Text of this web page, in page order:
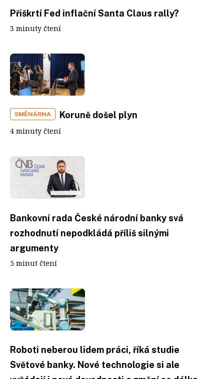
Přiškrtí Fed inflační Santa Claus rally?
3 minuty čtení
SMĚNÁRNA Koruně došel plyn
4 minuty čtení
Bankovní rada České národní banky svá
rozhodnutí nepodkládá příliš silnými
argumenty
5 minut čtení
Roboti neberou lidem práci, říká studie
Světové banky. Nové technologie si ale